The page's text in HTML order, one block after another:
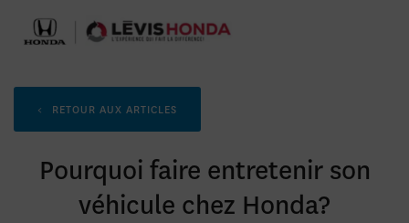
< RETOUR AUX ARTICLES
Pourquoi faire entretenir son
véhicule chez Honda?